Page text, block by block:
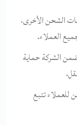
الشحن الأخرى،
العملاء.
الشركة حماية
تتبع